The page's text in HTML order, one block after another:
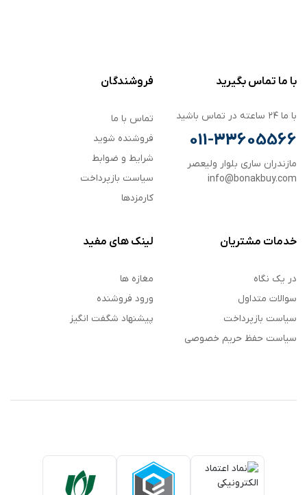
با ما تماس بگیرید
با ما ۲۴ ساعته در تماس باشید
011-33605566
مازندران ساری بلوار ولیعصر
info@bonakbuy.com
فروشندگان
تماس با ما
فروشنده شوید
شرایط و ضوابط
سیاست بازپرداخت
کارمزدها
خدمات مشتریان
در یک نگاه
سوالات متداول
سیاست بازپرداخت
سیاست حفظ حریم خصوصی
لینک های مفید
مغازه ها
ورود فروشنده
پیشنهاد شگفت انگیز